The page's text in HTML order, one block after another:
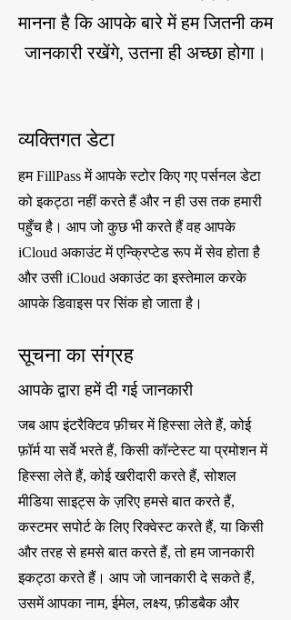
मानना ​​है कि आपके बारे में हम जितनी कम
जानकारी रखेंगे, उतना ही अच्छा होगा।
व्यक्तिगत डेटा
हम FillPass में आपके स्टोर किए गए पर्सनल डेटा
को इकट्ठा नहीं करते हैं और न ही उस तक हमारी
पहुँच है। आप जो कुछ भी करते हैं वह आपके
iCloud अकाउंट में एन्क्रिप्टेड रूप में सेव होता है
और उसी iCloud अकाउंट का इस्तेमाल करके
आपके डिवाइस पर सिंक हो जाता है।
सूचना का संग्रह
आपके द्वारा हमें दी गई जानकारी
जब आप इंटरैक्टिव फ़ीचर में हिस्सा लेते हैं, कोई
फ़ॉर्म या सर्वे भरते हैं, किसी कॉन्टेस्ट या प्रमोशन में
हिस्सा लेते हैं, कोई खरीदारी करते हैं, सोशल
मीडिया साइट्स के ज़रिए हमसे बात करते हैं,
कस्टमर सपोर्ट के लिए रिक्वेस्ट करते हैं, या किसी
और तरह से हमसे बात करते हैं, तो हम जानकारी
इकट्ठा करते हैं। आप जो जानकारी दे सकते हैं,
उसमें आपका नाम, ईमेल, लक्ष्य, फ़ीडबैक और